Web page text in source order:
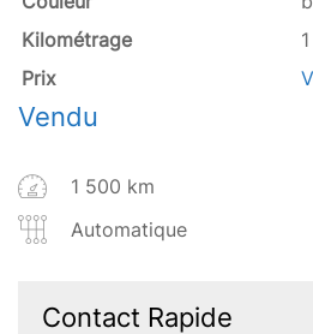
Kilométrage
Prix
Vendu
1 500 km
Automatique
Contact Rapide